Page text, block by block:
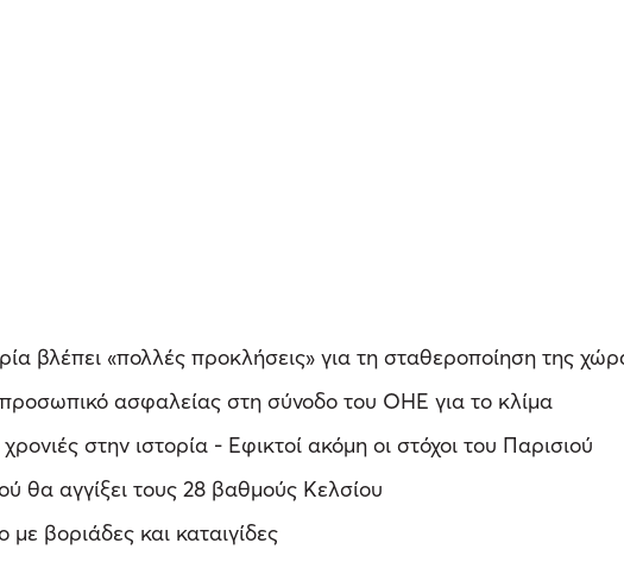
βλέπει «πολλές προκλήσεις» για τη σταθεροποίηση της
ασφαλείας στη σύνοδο του ΟΗΕ για το κλίμα
στην ιστορία - Εφικτοί ακόμη οι στόχοι του Παρισιού
θα αγγίξει τους 28 βαθμούς Κελσίου
βοριάδες και καταιγίδες